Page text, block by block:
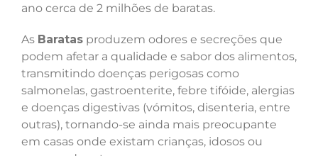
ano cerca de 2 milhões de baratas.
As Baratas produzem odores e secreções que
podem afetar a qualidade e sabor dos alimentos,
transmitindo doenças perigosas como
salmonelas, gastroenterite, febre tifóide, alergias
e doenças digestivas (vómitos, disenteria, entre
outras), tornando-se ainda mais preocupante
em casas onde existam crianças, idosos ou